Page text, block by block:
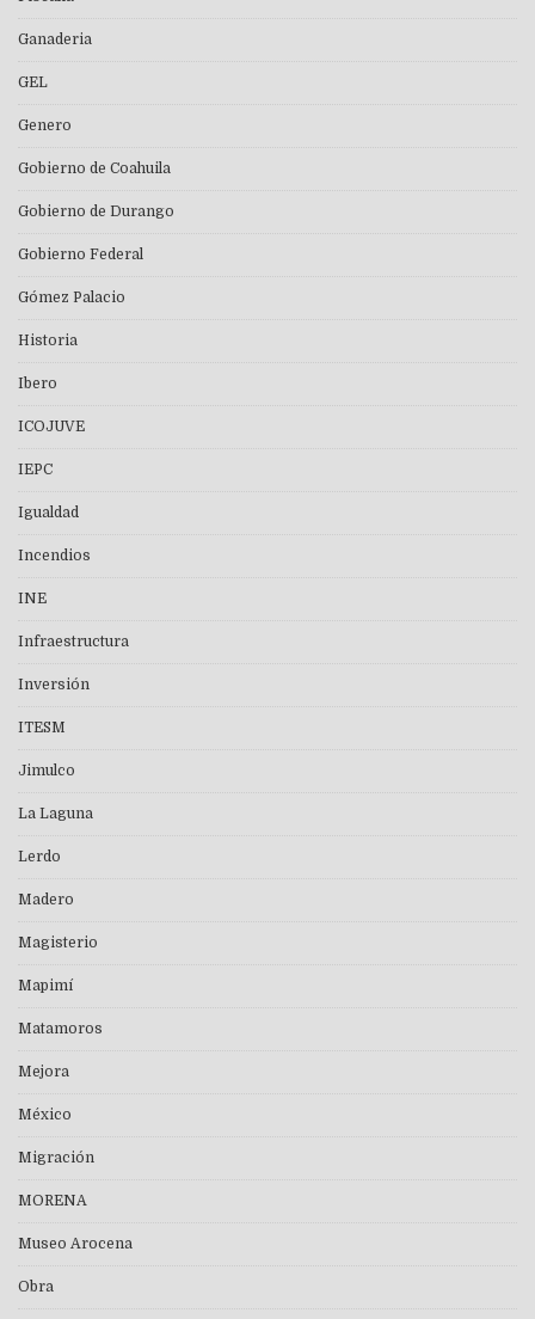
Ganaderia
GEL
Genero
Gobierno de Coahuila
Gobierno de Durango
Gobierno Federal
Gómez Palacio
Historia
Ibero
ICOJUVE
IEPC
Igualdad
Incendios
INE
Infraestructura
Inversión
ITESM
Jimulco
La Laguna
Lerdo
Madero
Magisterio
Mapimí
Matamoros
Mejora
México
Migración
MORENA
Museo Arocena
Obra